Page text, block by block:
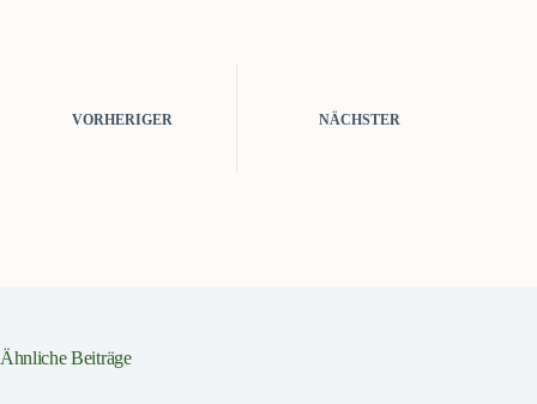
VORHERIGER NÄCHSTER
Ähnliche Beiträge